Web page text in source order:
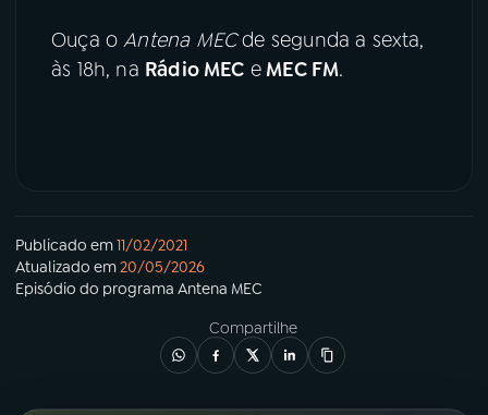
Ouça oAntena MECde segunda a sexta,
às 18h, na Rádio MEC eMEC FM.
Publicado em11/02/2021
Atualizado em20/05/2026
Episódio do programa Antena MEC
Compartilhe